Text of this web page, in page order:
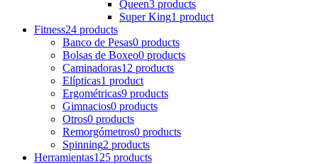
Queen3 products
Super King1 product
Fitness24 products
Banco de Pesas0 products
Bolsas de Boxeo0 products
Caminadoras12 products
Elípticas1 product
Ergométricas9 products
Gimnacios0 products
Otros0 products
Remorgómetros0 products
Spinning2 products
Herramientas125 products